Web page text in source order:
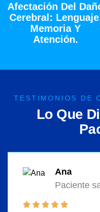
Afectación Del
Cerebral:
Memoria Y
Atención.
TESTIMONIOS DE
Lo Que Di
Pa
Ana
Paciente